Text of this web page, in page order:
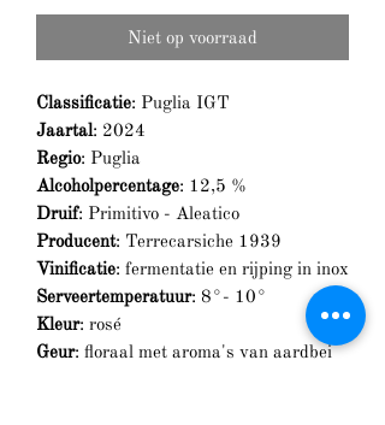
Niet op voorraad
Classificatie: Puglia IGT
Jaartal: 2024
Regio: Puglia
Alcoholpercentage: 12,5 %
Druif: Primitivo - Aleatico
Producent: Terrecarsiche 1939
Vinificatie: fermentatie en rijping in inox
Serveertemperatuur: 8°- 10°
Kleur: rosé
Geur: floraal met aroma's van aardbei